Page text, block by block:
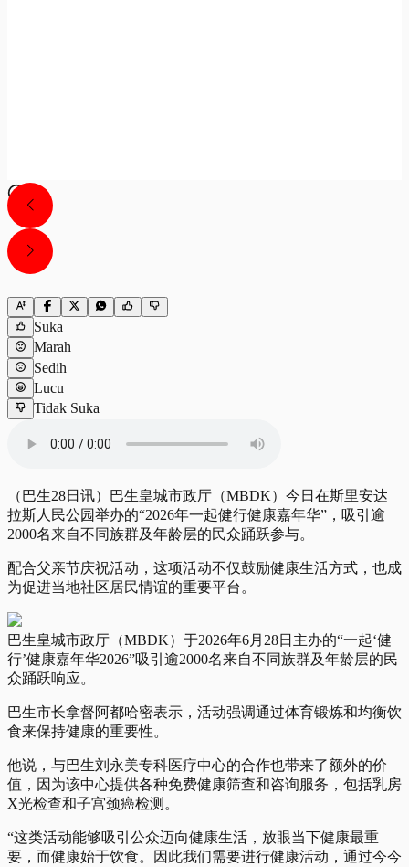
Suka
Marah
Sedih
Lucu
Tidak Suka
（巴生28日讯）巴生皇城市政厅（MBDK）今日在斯里安达
拉斯人民公园举办的“2026年一起健行健康嘉年华”，吸引逾
2000名来自不同族群及年龄层的民众踊跃参与。
配合父亲节庆祝活动，这项活动不仅鼓励健康生活方式，也成
为促进当地社区居民情谊的重要平台。
巴生皇城市政厅（MBDK）于2026年6月28日主办的“一起‘健
行’健康嘉年华2026”吸引逾2000名来自不同族群及年龄层的民
众踊跃响应。
巴生市长拿督阿都哈密表示，活动强调通过体育锻炼和均衡饮
食来保持健康的重要性。
他说，与巴生刘永美专科医疗中心的合作也带来了额外的价
值，因为该中心提供各种免费健康筛查和咨询服务，包括乳房
X光检查和子宫颈癌检测。
“这类活动能够吸引公众迈向健康生活，放眼当下健康最重
要，而健康始于饮食。因此我们需要进行健康活动，通过今今